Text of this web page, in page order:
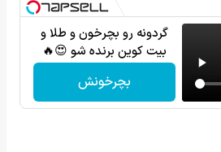
گردونه رو بچرخون و طلا و
بیت کوین برنده شو 😍🔥
بچرخونش